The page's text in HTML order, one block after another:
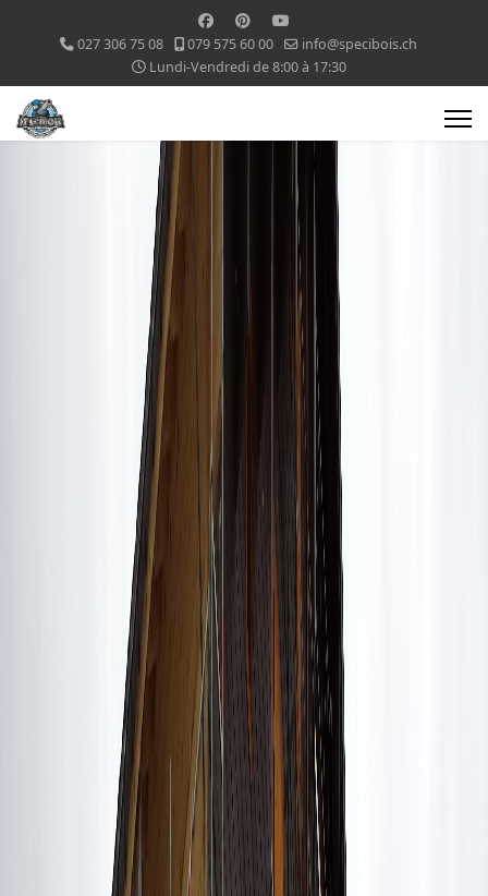
027 306 75 08 079 575 60 00
info@specibois.ch
Lundi-Vendredi de 8:00 à 17:30